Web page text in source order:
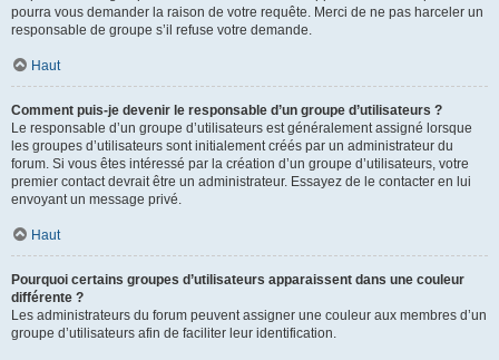
pourra vous demander la raison de votre requête. Merci de ne pas harceler un
responsable de groupe s’il refuse votre demande.
Haut
Comment puis-je devenir le responsable d’un groupe d’utilisateurs ?
Le responsable d’un groupe d’utilisateurs est généralement assigné lorsque
les groupes d’utilisateurs sont initialement créés par un administrateur du
forum. Si vous êtes intéressé par la création d’un groupe d’utilisateurs, votre
premier contact devrait être un administrateur. Essayez de le contacter en lui
envoyant un message privé.
Haut
Pourquoi certains groupes d’utilisateurs apparaissent dans une couleur
différente ?
Les administrateurs du forum peuvent assigner une couleur aux membres d’un
groupe d’utilisateurs afin de faciliter leur identification.